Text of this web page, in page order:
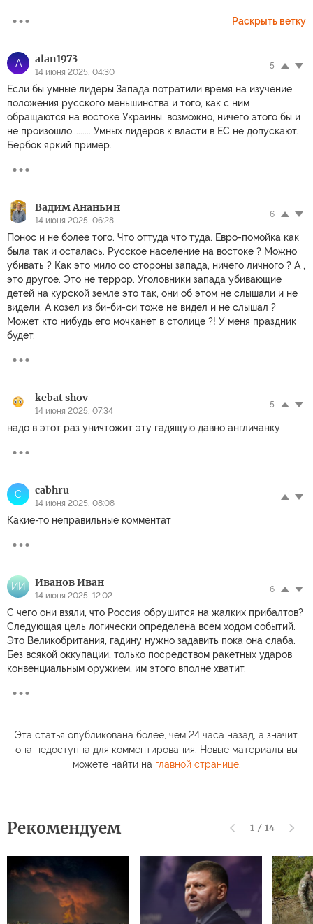
Раскрыть ветку
A alan1973
14 июня 2025, 04:30
5
Если бы умные лидеры Запада потратили время на изучение
положения русского меньшинства и того, как с ним
обращаются на востоке Украины, возможно, ничего этого бы и
не произошло......... Умных лидеров к власти в ЕС не допускают.
Бербок яркий пример.
Вадим Ананьин
14 июня 2025, 06:28
6
Понос и не более того. Что оттуда что туда. Евро-помойка как
была так и осталась. Русское население на востоке ? Можно
убивать ? Как это мило со стороны запада, ничего личного ? А ,
это другое. Это не террор. Уголовники запада убивающие
детей на курской земле это так, они об этом не слышали и не
видели. А козел из би-би-си тоже не видел и не слышал ?
Может кто нибудь его мочканет в столице ?! У меня праздник
будет.
kebat shov
14 июня 2025, 07:34
5
надо в этот раз уничтожит эту гадящую давно англичанку
C cabhru
14 июня 2025, 08:08
Какие-то неправильные комментат
ИИ Иванов Иван
14 июня 2025, 12:02
6
С чего они взяли, что Россия обрушится на жалких прибалтов?
Следующая цель логически определена всем ходом событий.
Это Великобритания, гадину нужно задавить пока она слаба.
Без всякой оккупации, только посредством ракетных ударов
конвенциальным оружием, им этого вполне хватит.
Эта статья опубликована более, чем 24 часа назад, а значит,
она недоступна для комментирования. Новые материалы вы
можете найти на главной странице.
Рекомендуем 1 / 14